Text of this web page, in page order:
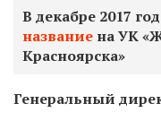
В декабре 2017
название на УК
Красноярска»
Генеральный